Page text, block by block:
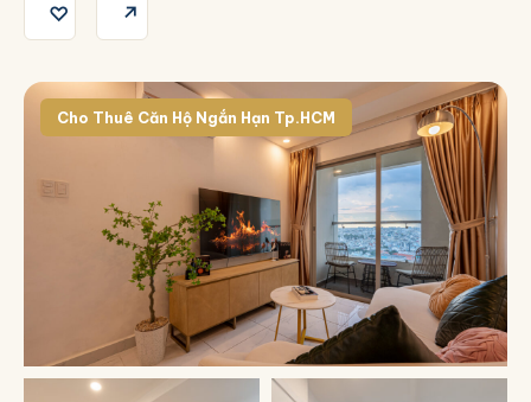
♡ ↗
Cho Thuê Căn Hộ Ngắn Hạn Tp.HCM